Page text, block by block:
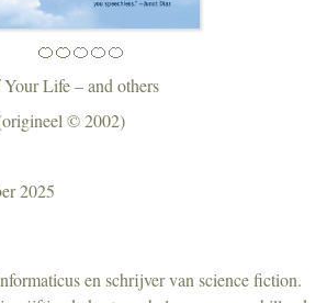
🍊🍊🍊🍊🍊
Life – and others
© 2002)
2025
en schrijver van science fiction.